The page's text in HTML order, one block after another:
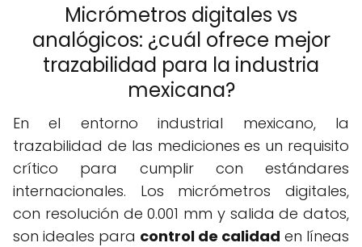
Micrómetros digitales vs
analógicos: ¿cuál ofrece mejor
trazabilidad para la industria
mexicana?
En el entorno industrial mexicano, la
trazabilidad de las mediciones es un requisito
crítico para cumplir con estándares
internacionales. Los micrómetros digitales,
con resolución de 0.001 mm y salida de datos,
son ideales para control de calidad en líneas